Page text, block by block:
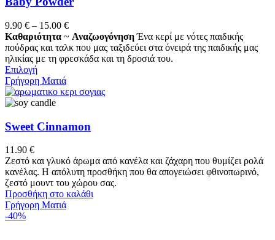
9.90 € – 15.00 €Price
range:
9.90 €
through
Καθαριότητα ~ ΑναζωογόνησηΈνα κερί με νότες παιδικής
πούδρας και ταλκ που μας ταξιδεύει στα όνειρά της παιδικής μας
ηλικίας με τη φρεσκάδα και τη δροσιά του.
ΕπιλογήΑυτό
το
προϊόν
έχει
παραλλαγές.
Οι
μπορούν
να
επιλεγούν
στη
σελίδα
του
Γρήγορη Ματιά
Sweet Cinnamon
11.90 €
Ζεστό και γλυκό άρωμα από κανέλα και ζάχαρη που θυμίζει ρολά
κανέλας. Η απόλυτη προσθήκη που θα απογειώσει φθινοπωρινό,
ζεστό μουντ του χώρου σας.
Προσθήκη στο καλάθι
Γρήγορη Ματιά
-40%